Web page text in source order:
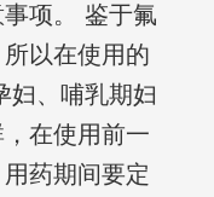
项。 鉴于氟
以在使用的
妇、哺乳期妇
在使用前一
药期间要定